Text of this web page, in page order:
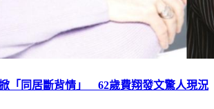
「同居斷背情」 62歲費翔發文驚人現況